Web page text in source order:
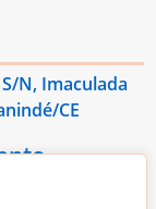
N, Imaculada
CE
13:00hs